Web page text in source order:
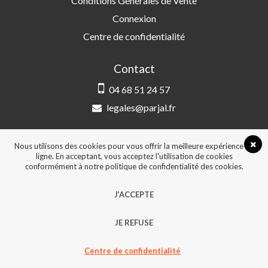
Connexion
Centre de confidentialité
Contact
04 68 51 24 57
legales@parjal.fr
3 Rue Saint-Amand, 66000 Perpignan
© 2026, Tous droits réservés - Design &
Nous utilisons des cookies pour vous offrir la meilleure expérience en
ligne. En acceptant, vous acceptez l'utilisation de cookies
conformément à notre politique de confidentialité des cookies.
J’ACCEPTE
JE REFUSE
Centre de confidentialité